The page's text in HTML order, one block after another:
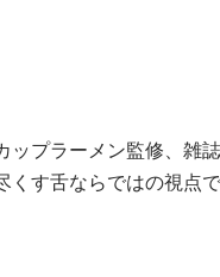
プラーメン監修、雑
す舌ならではの視点